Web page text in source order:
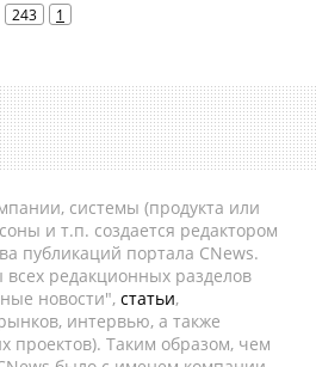
243 1
системы (продукта или
и т.п. создается редактором
публикаций портала CNews.
редакционных разделов
новости", статьи,
интервью, а также
проектов). Таким образом, чем